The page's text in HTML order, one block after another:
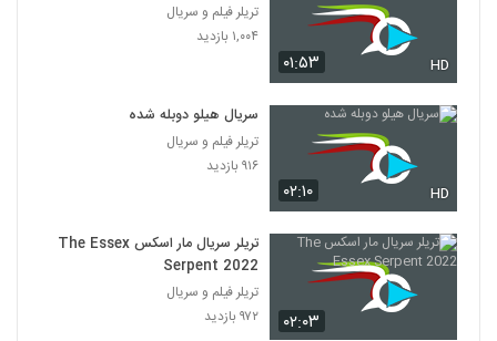
۰۱:۵۳ HD
تریلر فیلم و سریال
۱,۰۰۴ بازدید
۰۲:۱۰ HD
سریال هیلو دوبله شده
تریلر فیلم و سریال
۹۱۶ بازدید
۰۲:۰۳
تریلر سریال مار اسکس The Essex
Serpent 2022
تریلر فیلم و سریال
۹۷۲ بازدید